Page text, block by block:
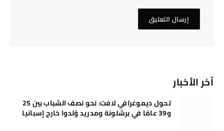
آخر الأخبار
تحول ديموغرافي لافت: نحو نصف الشباب بين 25
و39 عامًا في برشلونة ومدريد وُلدوا خارج إسبانيا